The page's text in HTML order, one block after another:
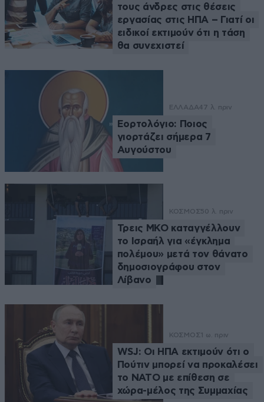
τους άνδρες στις θέσεις
εργασίας στις ΗΠΑ – Γιατί οι
ειδικοί εκτιμούν ότι η τάση
θα συνεχιστεί
ΕΛΛΑΔΑ47 λ. πριν
Εορτολόγιο: Ποιος
γιορτάζει σήμερα 7
Αυγούστου
ΚΟΣΜΟΣ50 λ. πριν
Τρεις ΜΚΟ καταγγέλλουν
το Ισραήλ για «έγκλημα
πολέμου» μετά τον θάνατο
δημοσιογράφου στον
Λίβανο
ΚΟΣΜΟΣ 1 ω. πριν
WSJ: Οι ΗΠΑ εκτιμούν ότι ο
Πούτιν μπορεί να προκαλέσει
το ΝΑΤΟ με επίθεση σε
χώρα-μέλος της Συμμαχίας